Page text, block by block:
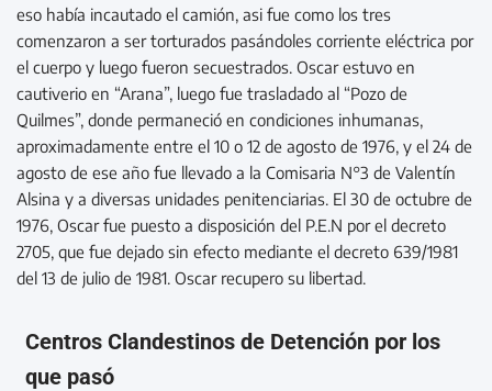
eso había incautado el camión, asi fue como los tres
comenzaron a ser torturados pasándoles corriente eléctrica por
el cuerpo y luego fueron secuestrados. Oscar estuvo en
cautiverio en “Arana”, luego fue trasladado al “Pozo de
Quilmes”, donde permaneció en condiciones inhumanas,
aproximadamente entre el 10 o 12 de agosto de 1976, y el 24 de
agosto de ese año fue llevado a la Comisaria N°3 de Valentín
Alsina y a diversas unidades penitenciarias. El 30 de octubre de
1976, Oscar fue puesto a disposición del P.E.N por el decreto
2705, que fue dejado sin efecto mediante el decreto 639/1981
del 13 de julio de 1981. Oscar recupero su libertad.
Centros Clandestinos de Detención por los
que pasó